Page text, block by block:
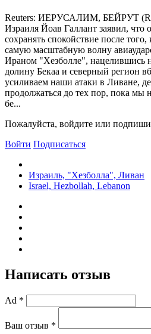
Reuters: ИЕРУСАЛИМ, БЕЙРУТ
Израиля Йоав Галлант заявил, что
сохранять спокойствие после
самую масштабную волну
Ираном "Хезболле", нацелившись
долину Бекаа и северный регион
усиливаем наши атаки в Ливане,
продолжаться до тех пор, пока мы
бе...
Пожалуйста, войдите или
Войти Подписаться
Израиль, "Хезболла", Ливан
Israel, Hezbollah, Lebanon
Написать отзыв
Ad *
Ваш отзыв *